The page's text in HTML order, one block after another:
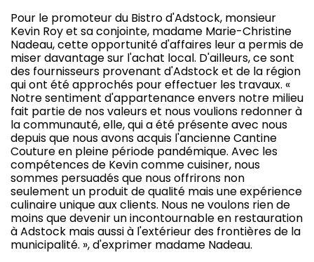
Pour le promoteur du Bistro d'Adstock, monsieur
Kevin Roy et sa conjointe, madame Marie-Christine
Nadeau, cette opportunité d'affaires leur a permis de
miser davantage sur l'achat local. D'ailleurs, ce sont
des fournisseurs provenant d'Adstock et de la région
qui ont été approchés pour effectuer les travaux. «
Notre sentiment d'appartenance envers notre milieu
fait partie de nos valeurs et nous voulions redonner à
la communauté, elle, qui a été présente avec nous
depuis que nous avons acquis l'ancienne Cantine
Couture en pleine période pandémique. Avec les
compétences de Kevin comme cuisiner, nous
sommes persuadés que nous offrirons non
seulement un produit de qualité mais une expérience
culinaire unique aux clients. Nous ne voulons rien de
moins que devenir un incontournable en restauration
à Adstock mais aussi à l'extérieur des frontières de la
municipalité. », d'exprimer madame Nadeau.